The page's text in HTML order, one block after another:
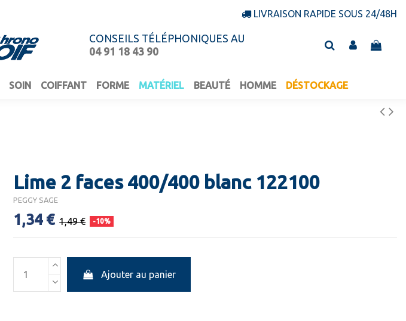
LIVRAISON RAPIDE SOUS 24/48H
CONSEILS TÉLÉPHONIQUES AU
04 91 18 43 90
SOIN COIFFANT FORME MATÉRIEL BEAUTÉ HOMME DÉSTOCKAGE
Lime 2 faces 400/400 blanc 122100
PEGGY SAGE
1,34 € 1,49 € -10%
Ajouter au panier